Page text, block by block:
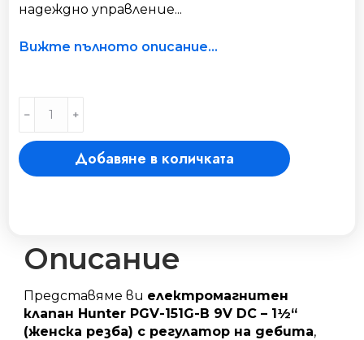
надеждно управление...
Вижте пълното описание...
електромагнитен
"PGV"-
1
1/2
дебита
със
на
9V
﹣ ﹢
Добавяне в количката
Описание
Представяме ви електромагнитен
клапан Hunter PGV-151G-B 9V DC – 1½“
(женска резба) с регулатор на дебита,